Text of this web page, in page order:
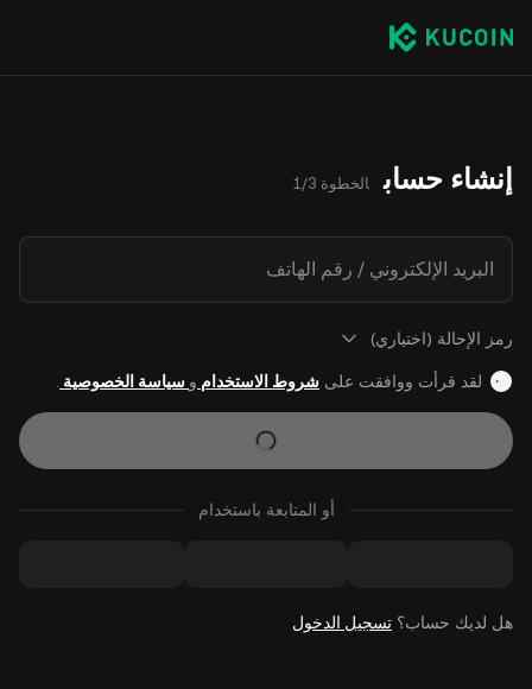
إنشاء حساب الخطوة 1/3
البريد الإلكتروني / رقم الهاتف
رمز الإحالة (اختياري)
لقد قرأت ووافقت على شروط الاستخدام و سياسة الخصوصية
أو المتابعة باستخدام
هل لديك حساب؟ تسجيل الدخول